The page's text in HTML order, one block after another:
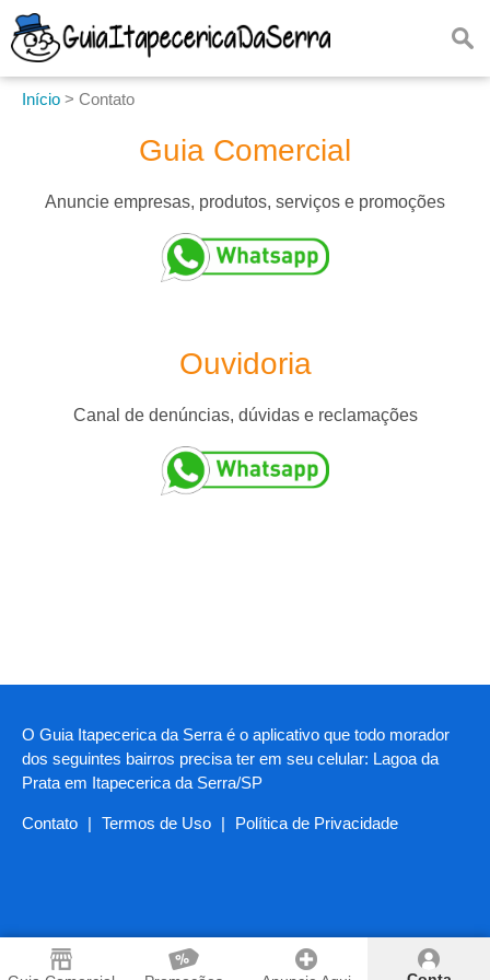
Início > Contato
Guia Comercial
Anuncie empresas, produtos, serviços e promoções
Ouvidoria
Canal de denúncias, dúvidas e reclamações
O Guia Itapecerica da Serra é o aplicativo que todo morador
dos seguintes bairros precisa ter em seu celular: Lagoa da
Prata em Itapecerica da Serra/SP
Contato | Termos de Uso | Política de Privacidade